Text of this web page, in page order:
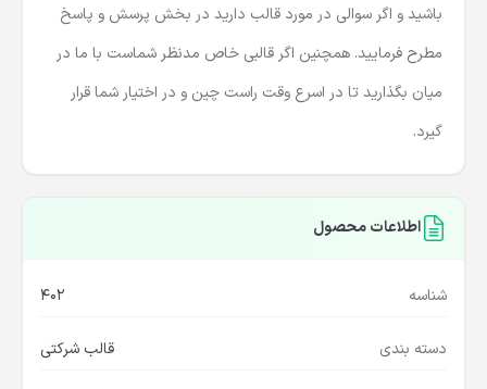
باشید و اگر سوالی در مورد قالب دارید در بخش پرسش و پاسخ
مطرح فرمایید. همچنین اگر قالبی خاص مدنظر شماست با ما در
میان بگذارید تا در اسرع وقت راست چین و در اختیار شما قرار
گیرد.
اطلاعات محصول
شناسه 402
دسته بندی قالب شرکتی